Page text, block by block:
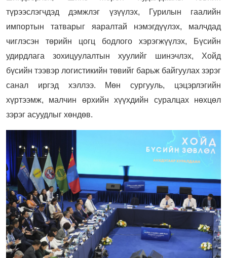
түрээслэгчдэд дэмжлэг үзүүлэх, Гурилын гаалийн
импортын татварыг яаралтай нэмэгдүүлэх, малчдад
чиглэсэн төрийн цогц бодлого хэрэгжүүлэх, Бүсийн
удирдлага зохицуулалтын хуулийг шинэчлэх, Хойд
бүсийн тээвэр логистикийн төвийг барьж байгуулах зэрэг
санал иргэд хэллээ. Мөн сургууль, цэцэрлэгийн
хүртээмж, малчин өрхийн хүүхдийн суралцах нөхцөл
зэрэг асуудлыг хөндөв.